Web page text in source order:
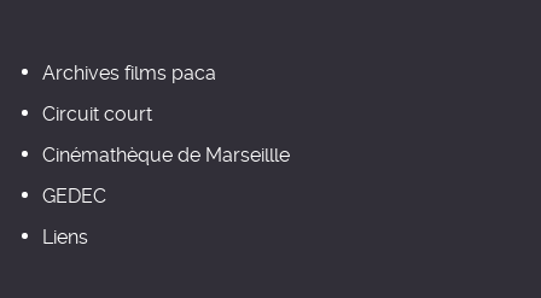
Archives films paca
Circuit court
Cinémathèque de Marseillle
GEDEC
Liens